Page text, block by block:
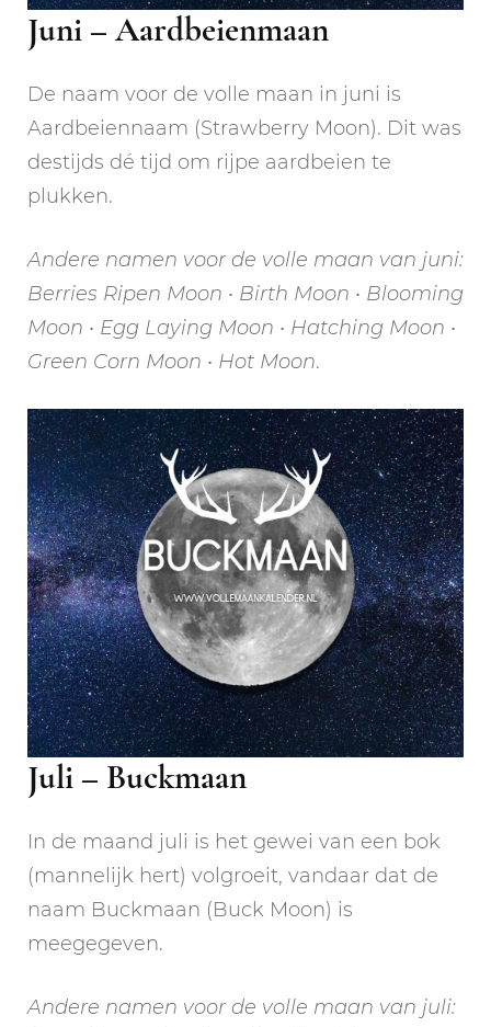
Juni – Aardbeienmaan
De naam voor de volle maan in juni is
Aardbeiennaam (Strawberry Moon). Dit was
destijds dé tijd om rijpe aardbeien te
plukken.
Andere namen voor de volle maan van juni:
Berries Ripen Moon • Birth Moon • Blooming
Moon • Egg Laying Moon • Hatching Moon •
Green Corn Moon • Hot Moon.
Juli – Buckmaan
In de maand juli is het gewei van een bok
(mannelijk hert) volgroeit, vandaar dat de
naam Buckmaan (Buck Moon) is
meegegeven.
Andere namen voor de volle maan van juli: